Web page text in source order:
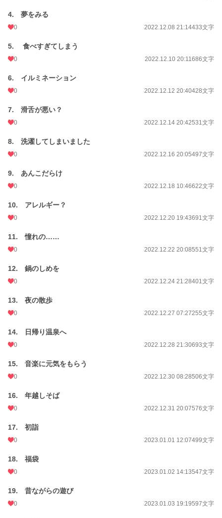
月間ポイント
年間ポイント 105 pt (140,375 位)
累計ポイント
4. 夢をみる
0 2022.12.08 21:14433文字
5. 食べすぎてしまう
0 2022.12.10 20:11686文字
6. イルミネーション
0 2022.12.12 20:40428文字
7. 滑舌が悪い？
0 2022.12.14 20:42531文字
8. 洗濯してしまいました
0 2022.12.16 20:05497文字
9. あんこだらけ
0 2022.12.18 10:46622文字
10. アレルギー？
0 2022.12.20 19:43691文字
11. 憧れの……
0 2022.12.22 20:08551文字
12. 鍋のしめを
0 2022.12.24 21:28401文字
13. 夜の散歩
0 2022.12.27 07:27255文字
14. 日帰り温泉へ
0 2022.12.28 21:30693文字
15. 音楽に元気をもらう
0 2022.12.30 08:28506文字
16. 年越しそば
0 2022.12.31 20:07576文字
17. 初詣
0 2023.01.01 12:07499文字
18. 福袋
0 2023.01.02 14:13547文字
19. 昔ながらの遊び
0 2023.01.03 19:19597文字